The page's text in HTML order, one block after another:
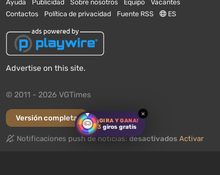
¡GIRA Y GANA!
3 giros gratis
×
Ayuda Publicidad Sobre nosotros Equipo
Vacantes
Contactos
Política de privacidad Fuente RSS ES
Advertise on this site.
© 2011 - 2026 VGTimes
Versión completa
Notificaciones push de noticias:desactivados Activar